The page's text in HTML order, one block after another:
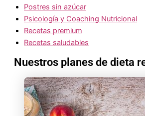
Postres sin azúcar
Psicología y Coaching Nutricional
Recetas premium
Recetas saludables
Nuestros planes de dieta